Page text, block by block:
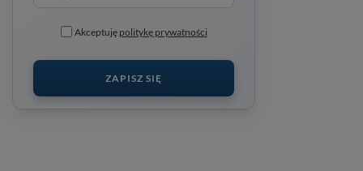
Akceptuję politykę prywatności
ZAPISZ SIĘ